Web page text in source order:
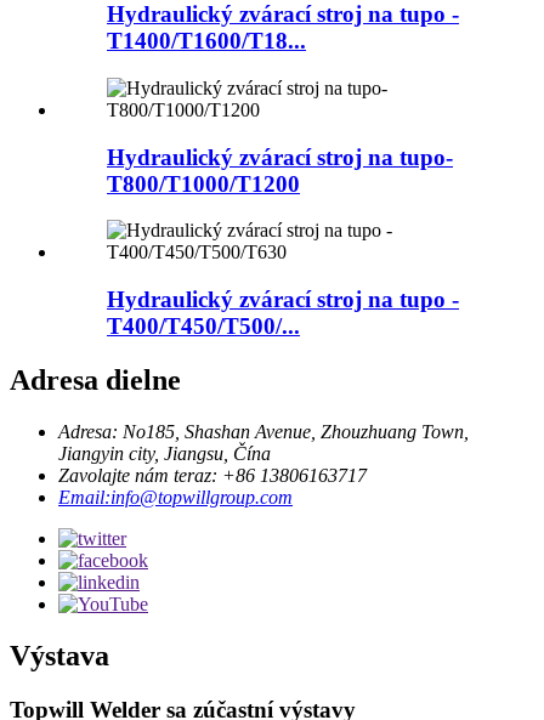
Hydraulický zvárací stroj na tupo -
T1400/T1600/T18...
Hydraulický zvárací stroj na tupo-
T800/T1000/T1200
Hydraulický zvárací stroj na tupo -
T400/T450/T500/...
Adresa dielne
Adresa: No185, Shashan Avenue, Zhouzhuang Town,
Jiangyin city, Jiangsu, Čína
Zavolajte nám teraz: +86 13806163717
Email:info@topwillgroup.com
Výstava
Topwill Welder sa zúčastní výstavy